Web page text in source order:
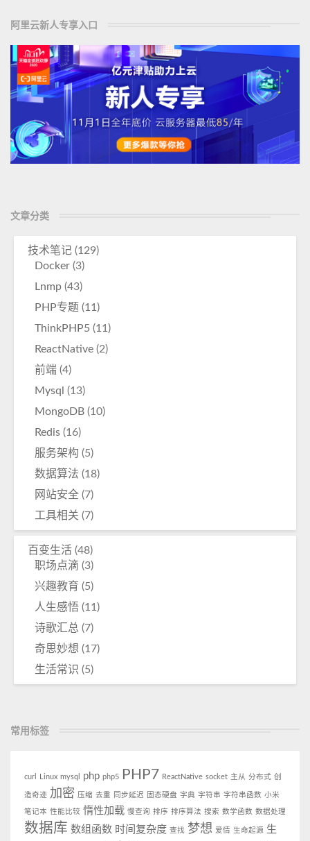
阿里云新人专享入口
文章分类
技术笔记 (129)
Docker (3)
Lnmp (43)
PHP专题 (11)
ThinkPHP5 (11)
ReactNative (2)
前端 (4)
Mysql (13)
MongoDB (10)
Redis (16)
服务架构 (5)
数据算法 (18)
网站安全 (7)
工具相关 (7)
百变生活 (48)
职场点滴 (3)
兴趣教育 (5)
人生感悟 (11)
诗歌汇总 (7)
奇思妙想 (17)
生活常识 (5)
常用标签
curl Linux mysql php php5 PHP7 ReactNative socket 主从 分布式 创
造奇迹 加密 压缩 去重 同步延迟 固态硬盘 字典 字符串 字符串函数 小米
笔记本 性能比较 惰性加载 慢查询 排序 排序算法 搜索 数学函数 数据处理
数据库 数组函数 时间复杂度 查找 梦想 爱情 生命起源 生